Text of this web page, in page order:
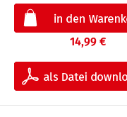
14,99 €